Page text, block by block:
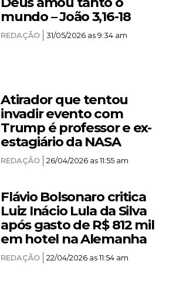
mundo – João 3,16-18
REDAÇÃO 31/05/2026 as 9:34 am
Atirador que tentou
invadir evento com
Trump é professor e ex-
estagiário da NASA
REDAÇÃO 26/04/2026 as 11:55 am
Flávio Bolsonaro critica
Luiz Inácio Lula da Silva
após gasto de R$ 812 mil
em hotel na Alemanha
REDAÇÃO 22/04/2026 as 11:54 am